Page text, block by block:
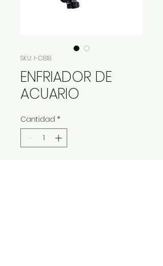
SKU: I-C818
ENFRIADOR DE
ACUARIO
Cantidad *